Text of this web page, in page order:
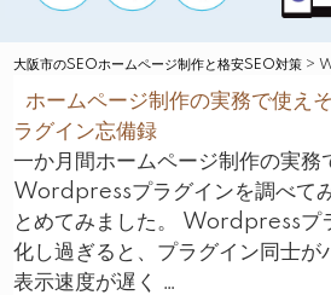
大阪市のSEOホームページ制作と格安SEO対策 >
ホームページ制作の実務で使え
ラグイン忘備録
一か月間ホームページ制作の実務
Wordpressプラグインを調べて
とめてみました。 Wordpressプ
化し過ぎると、プラグイン同士が
表示速度が遅く …